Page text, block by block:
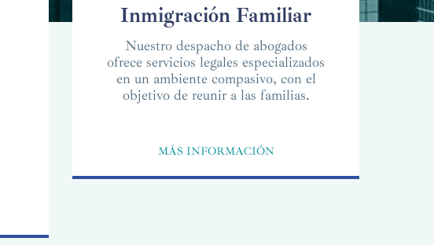
Inmigración Familiar
Nuestro despacho de abogados
ofrece servicios legales especializados
en un ambiente compasivo, con el
objetivo de reunir a las familias.
MÁS INFORMACIÓN